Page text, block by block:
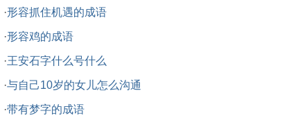
·形容抓住机遇的成语
·形容鸡的成语
·王安石字什么号什么
·与自己10岁的女儿怎么沟通
·带有梦字的成语